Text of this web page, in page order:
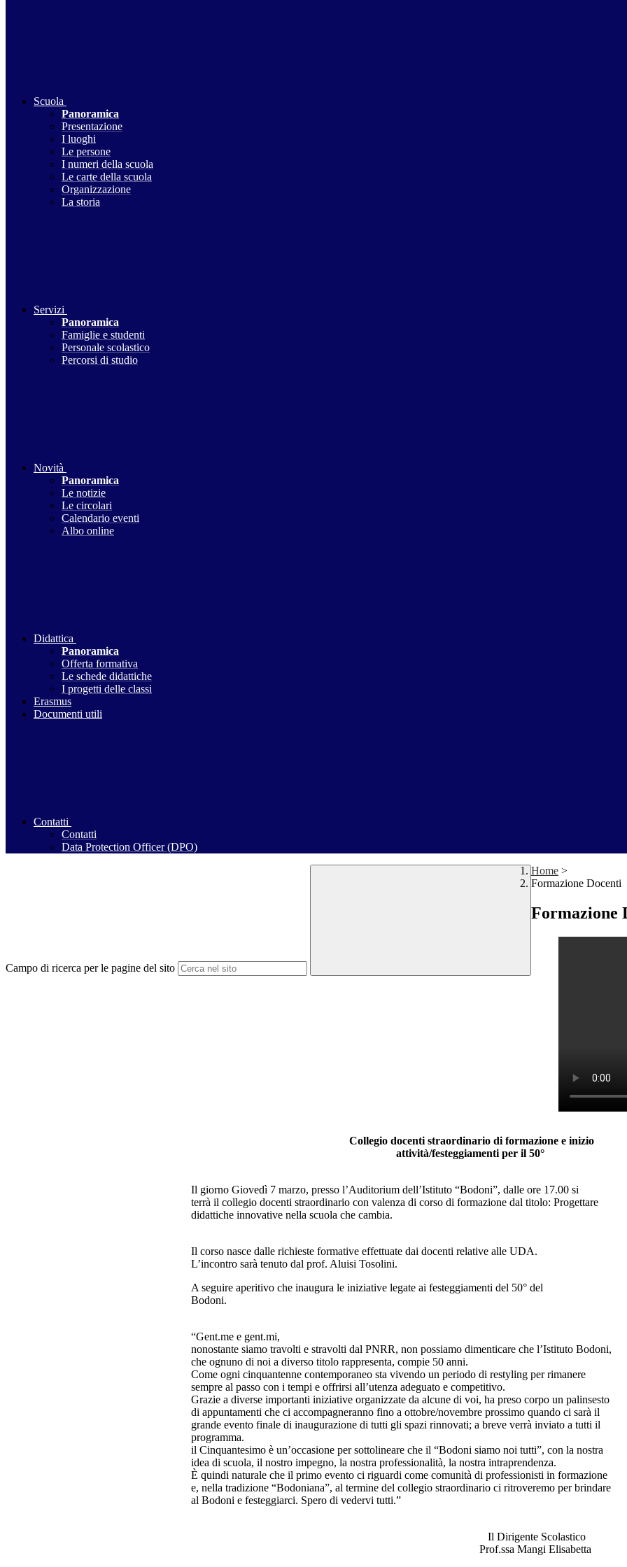
Scuola
Panoramica
Presentazione
I luoghi
Le persone
I numeri della scuola
Le carte della scuola
Organizzazione
La storia
Servizi
Panoramica
Famiglie e studenti
Personale scolastico
Percorsi di studio
Novità
Panoramica
Le notizie
Le circolari
Calendario eventi
Albo online
Didattica
Panoramica
Offerta formativa
Le schede didattiche
I progetti delle classi
Erasmus
Documenti utili
Contatti
Contatti
Data Protection Officer (DPO)
Campo di ricerca per le pagine del sito
Home >
Formazione Docenti
Formazione
Collegio docenti straordinario di formazione e inizio
attività/festeggiamenti per il 50°
Il giorno Giovedì 7 marzo, presso l’Auditorium dell’Istituto “Bodoni”, dalle ore 17.00 si
terrà il collegio docenti straordinario con valenza di corso di formazione dal titolo: Progettare
didattiche innovative nella scuola che cambia.
Il corso nasce dalle richieste formative effettuate dai docenti relative alle UDA.
L’incontro sarà tenuto dal prof. Aluisi Tosolini.
A seguire aperitivo che inaugura le iniziative legate ai festeggiamenti del 50° del
Bodoni.
“Gent.me e gent.mi,
nonostante siamo travolti e stravolti dal PNRR, non possiamo dimenticare che l’Istituto Bodoni,
che ognuno di noi a diverso titolo rappresenta, compie 50 anni.
Come ogni cinquantenne contemporaneo sta vivendo un periodo di restyling per rimanere
sempre al passo con i tempi e offrirsi all’utenza adeguato e competitivo.
Grazie a diverse importanti iniziative organizzate da alcune di voi, ha preso corpo un palinsesto
di appuntamenti che ci accompagneranno fino a ottobre/novembre prossimo quando ci sarà il
grande evento finale di inaugurazione di tutti gli spazi rinnovati; a breve verrà inviato a tutti il
programma.
il Cinquantesimo è un’occasione per sottolineare che il “Bodoni siamo noi tutti”, con la nostra
idea di scuola, il nostro impegno, la nostra professionalità, la nostra intraprendenza.
È quindi naturale che il primo evento ci riguardi come comunità di professionisti in formazione
e, nella tradizione “Bodoniana”, al termine del collegio straordinario ci ritroveremo per brindare
al Bodoni e festeggiarci. Spero di vedervi tutti.”
Il Dirigente Scolastico
Prof.ssa Mangi Elisabetta